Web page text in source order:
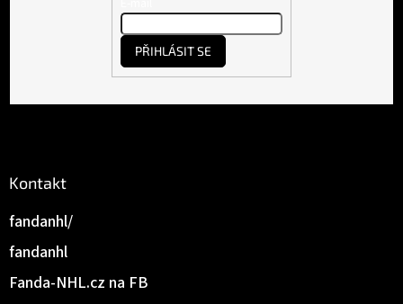
Kontakt
Fanda-NHL.cz na FB
fandanhl
fandanhl/
PŘIHLÁSIT SE